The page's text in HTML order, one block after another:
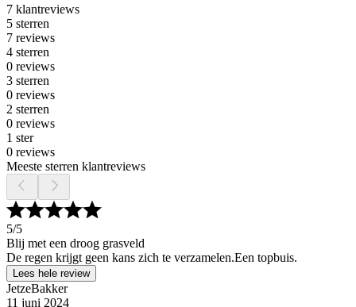
7 klantreviews
5 sterren
7 reviews
4 sterren
0 reviews
3 sterren
0 reviews
2 sterren
0 reviews
1 ster
0 reviews
Meeste sterren klantreviews
5/5
Blij met een droog grasveld
De regen krijgt geen kans zich te verzamelen.Een topbuis.
Lees hele review
JetzeBakker
11 juni 2024